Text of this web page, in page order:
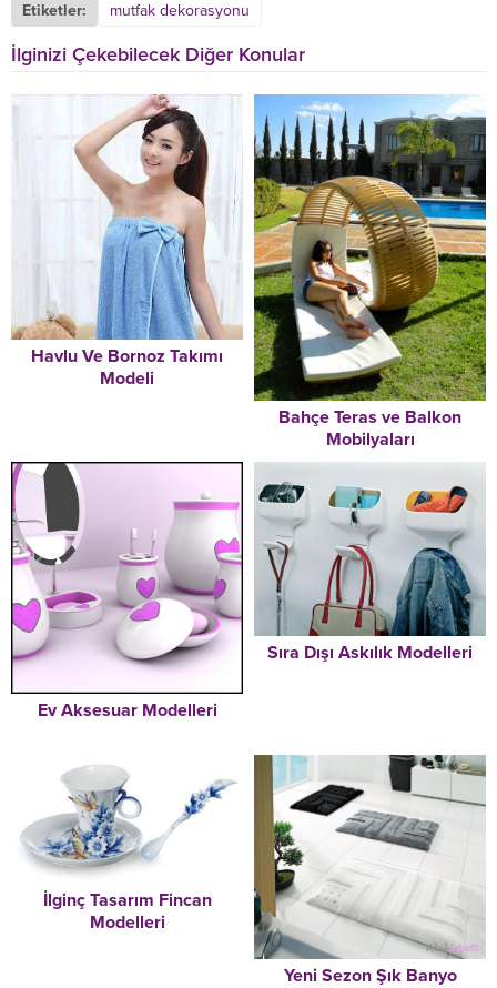
Etiketler: mutfak dekorasyonu
İlginizi Çekebilecek Diğer Konular
Havlu Ve Bornoz Takımı
Modeli
Bahçe Teras ve Balkon
Mobilyaları
Ev Aksesuar Modelleri
Sıra Dışı Askılık Modelleri
İlginç Tasarım Fincan
Modelleri
Yeni Sezon Şık Banyo